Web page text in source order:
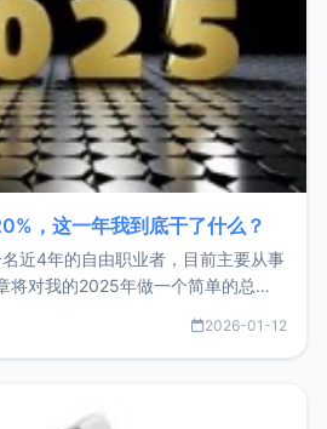
，这一年我到底干了什么？
近4年的自由职业者，目前主要从事
将对我的2025年做一个简单的总
很充实，2026年不求突破，但求保
2026-01-12